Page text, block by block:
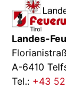
Landes-
A-6410
Tel.: +43